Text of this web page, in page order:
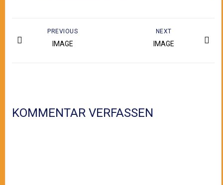
NEXT
IMAGE
PREVIOUS
IMAGE
KOMMENTAR VERFASSEN